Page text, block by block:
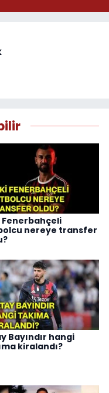
Fenerbahçeli
nereye transfer
Bayındır hangi
kiralandı?